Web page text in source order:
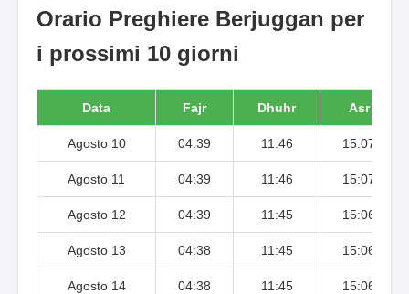
Orario Preghiere Berjuggan per
i prossimi 10 giorni
Data Fajr Dhuhr Asr
Agosto 10 04:39 11:46 15:07
Agosto 11 04:39 11:46 15:07
Agosto 12 04:39 11:45 15:06
Agosto 13 04:38 11:45 15:06
Agosto 14 04:38 11:45 15:06